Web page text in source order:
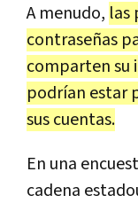
A menudo, las
contraseñas
comparten su
podrían estar
sus cuentas.
En una
cadena